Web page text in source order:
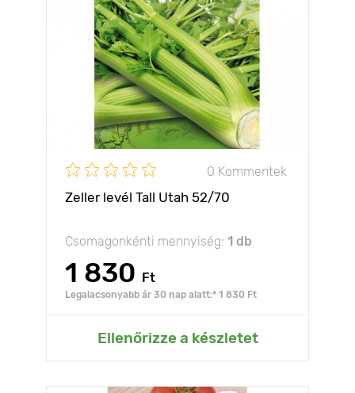
0 Kommentek
Zeller levél Tall Utah 52/70
Csomagonkénti mennyiség: 1 db
1 830 Ft
Legalacsonyabb ár 30 nap alatt:* 1 830 Ft
Ellenőrizze a készletet